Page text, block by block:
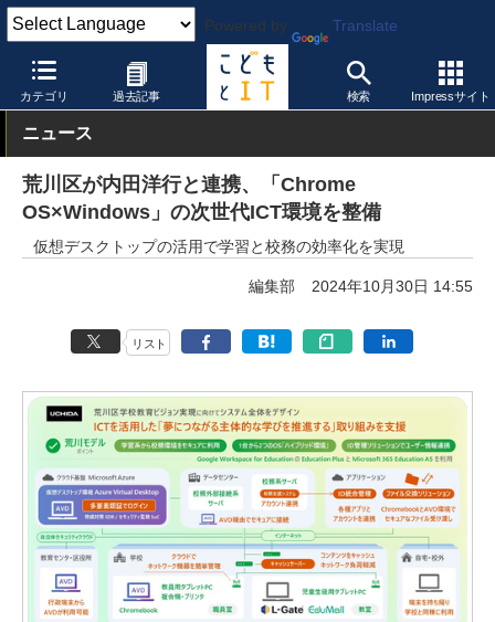
Powered by Translate
カテゴリ 過去記事 検索 Impressサイト
こどもとIT 製品・サービス 授業支援システム
ニュース
荒川区が内田洋行と連携、「Chrome
OS×Windows」の次世代ICT環境を整備
仮想デスクトップの活用で学習と校務の効率化を実現
編集部 2024年10月30日 14:55
リスト